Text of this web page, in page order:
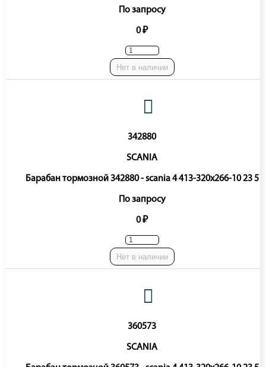
По запросу
0 ₽
Нет в наличии
342880
SCANIA
Барабан тормозной 342880 - scania 4 413-320x266-10 23 5
По запросу
0 ₽
Нет в наличии
360573
SCANIA